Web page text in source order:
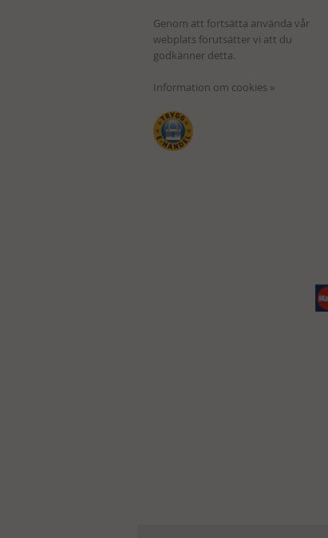
Genom att fortsätta använda vår
webplats förutsätter vi att du
godkänner detta.
Information om cookies »